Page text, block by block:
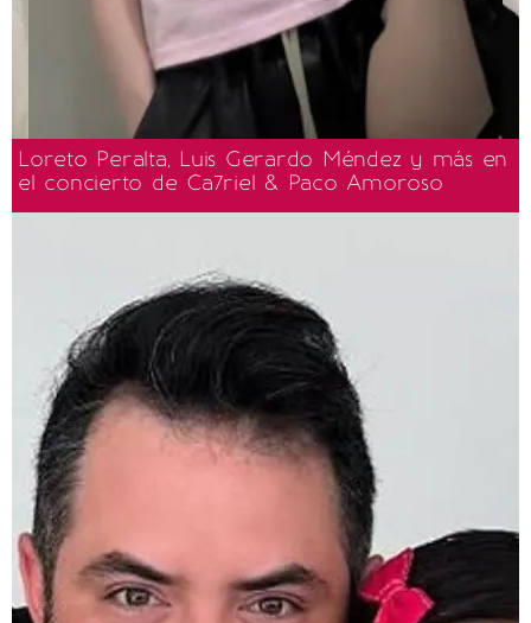
Loreto Peralta, Luis Gerardo Méndez y más en
el concierto de Ca7riel & Paco Amoroso